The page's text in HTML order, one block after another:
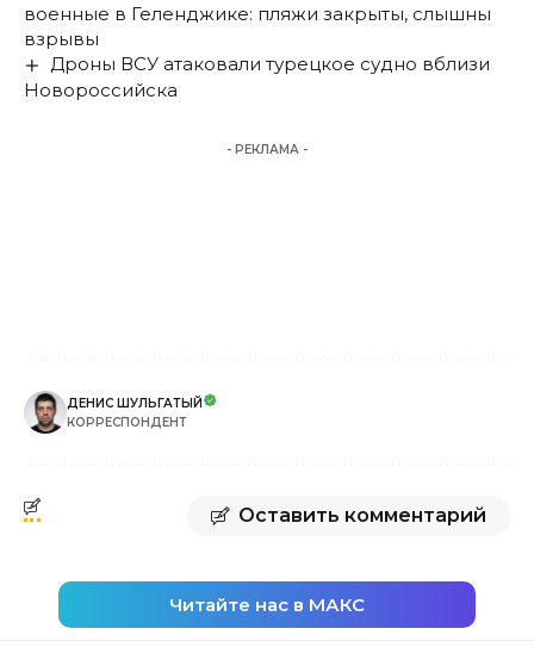
военные в Геленджике: пляжи закрыты, слышны
взрывы
Дроны ВСУ атаковали турецкое судно вблизи
Новороссийска
- РЕКЛАМА -
ДЕНИС ШУЛЬГАТЫЙ
КОРРЕСПОНДЕНТ
Оставить комментарий
Читайте нас в МАКС